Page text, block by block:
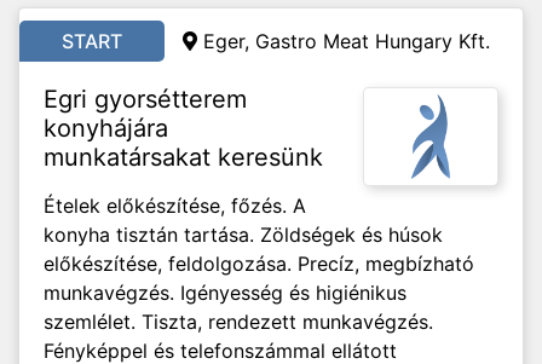
START Eger, Gastro Meat Hungary Kft.
Egri gyorsétterem
konyhájára
munkatársakat keresünk
Ételek előkészítése, főzés. A
konyha tisztán tartása. Zöldségek és húsok
előkészítése, feldolgozása. Precíz, megbízható
munkavégzés. Igényesség és higiénikus
szemlélet. Tiszta, rendezett munkavégzés.
Fényképpel és telefonszámmal ellátott